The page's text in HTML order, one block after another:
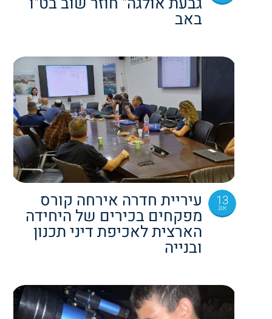
באב
13
אוג עיריית חדרה אירחה קורס
מפקחים בכירים של היחידה
הארצית לאכיפת דיני תכנון
ובנייה